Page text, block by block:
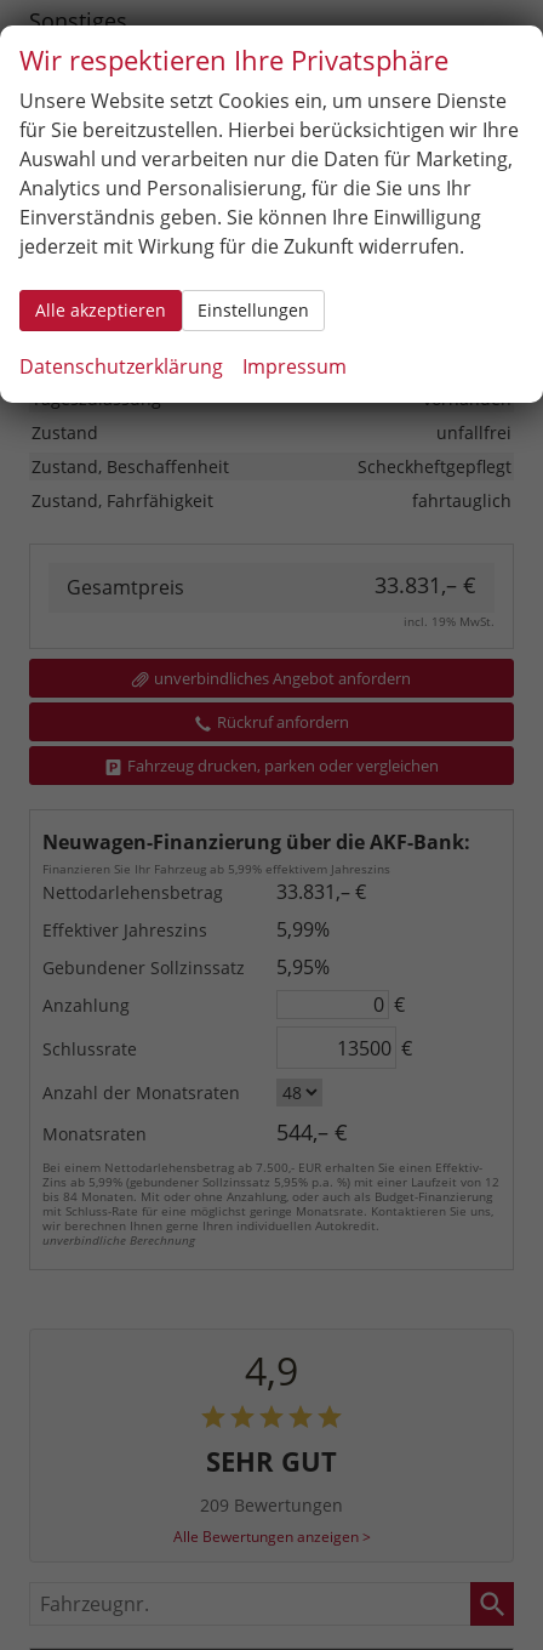
Sonstiges
Antriebsart
Verbrennungsmotor (ICE)
Anzahl Sitzplätze
5
Anzahl Türen
5-türig
Erstzulassung
01.04.2026
HU/AU neu
vorhanden
Innenausstattung
Schwarz
Leergewicht
Nichtraucher-Fahrzeug
Polsterung
Tageszulassung
vorhanden
Zustand
unfallfrei
Zustand, Beschaffenheit
Scheckheftgepflegt
Zustand, Fahrfähigkeit
fahrtauglich
Gesamtpreis 33.831,– €
incl. 19% MwSt.
unverbindliches Angebot anfordern
Rückruf anfordern
Fahrzeug drucken, parken oder vergleichen
Neuwagen-Finanzierung über die AKF-Bank:
Finanzieren Sie Ihr Fahrzeug ab 5,99% effektivem Jahreszins
Nettodarlehensbetrag 33.831,– €
Effektiver Jahreszins 5,99%
Gebundener Sollzinssatz 5,95%
Anzahlung €
Schlussrate €
Anzahl der Monatsraten
Monatsraten
544,– €
Bei einem Nettodarlehensbetrag ab 7.500,- EUR erhalten Sie einen Effektiv-
Zins ab 5,99% (gebundener Sollzinssatz 5,95% p.a. %) mit einer Laufzeit von 12
bis 84 Monaten. Mit oder ohne Anzahlung, oder auch als Budget-Finanzierung
mit Schluss-Rate für eine möglichst geringe Monatsrate. Kontaktieren Sie uns,
wir berechnen Ihnen gerne Ihren individuellen Autokredit.
unverbindliche Berechnung
4,9
SEHR GUT
209 Bewertungen
Alle Bewertungen anzeigen >
Fahrzeugnr.
Wir respektieren Ihre Privatsphäre
Unsere Website setzt Cookies ein, um unsere Dienste
für Sie bereitzustellen. Hierbei berücksichtigen wir Ihre
Auswahl und verarbeiten nur die Daten für Marketing,
Analytics und Personalisierung, für die Sie uns Ihr
Einverständnis geben. Sie können Ihre Einwilligung
jederzeit mit Wirkung für die Zukunft widerrufen.
Alle akzeptieren Einstellungen
Datenschutzerklärung Impressum